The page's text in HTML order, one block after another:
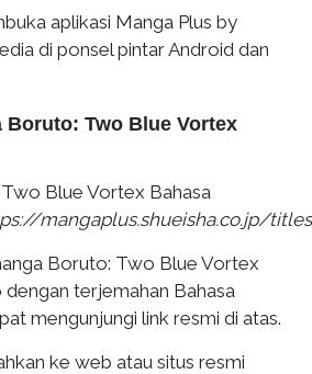
aplikasi Manga Plus by
di ponsel pintar Android dan
Boruto: Two Blue Vortex
Blue Vortex Bahasa
mangaplus.shueisha.co.jp/
Boruto: Two Blue Vortex
terjemahan Bahasa
mengunjungi link resmi di atas.
ke web atau situs resmi